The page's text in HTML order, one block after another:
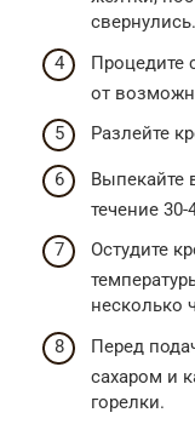
свернулись.
Процедите
от
Разлейте
Выпекайте
течение
Остудите
несколько
Перед
сахаром и
горелки.